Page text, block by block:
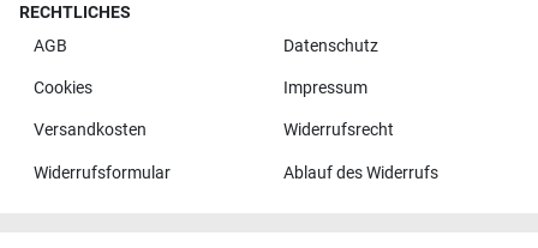
RECHTLICHES
AGB
Datenschutz
Cookies Impressum
Versandkosten Widerrufsrecht
Widerrufsformular Ablauf des Widerrufs